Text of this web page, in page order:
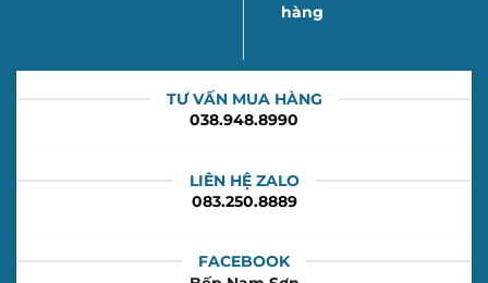
hàng
TƯ VẤN MUA HÀNG
038.948.8990
LIÊN HỆ ZALO
083.250.8889
FACEBOOK